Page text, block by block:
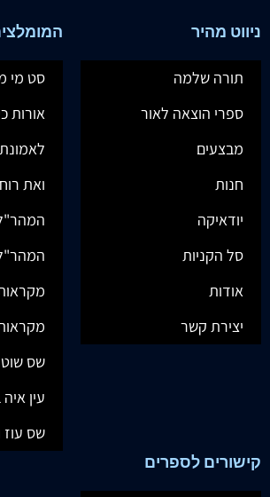
ניווט מהיר
תורה שלמה
ספרי הוצאה לאור
מבצעים
חנות
יודאיקה
סל הקניות
אודות
יצירת קשר
סט מי
אורות
ואת
שס
עין
שס עוז
קישורים לספרים